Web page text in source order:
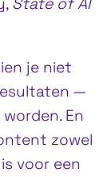
je niet
—
En
zowel
voor een